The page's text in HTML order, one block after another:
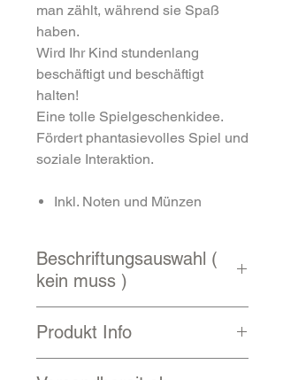
man zählt, während sie Spaß
haben.
Wird Ihr Kind stundenlang
beschäftigt und beschäftigt
halten!
Eine tolle Spielgeschenkidee.
Fördert phantasievolles Spiel und
soziale Interaktion.
Inkl. Noten und Münzen
Beschriftungsauswahl (
kein muss )
Sujet( Hintergrund / Dekoration )
noch weitereSchriftarten
Produkt Info